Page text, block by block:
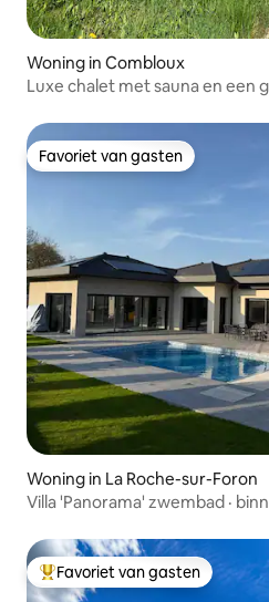
Woning in Combloux
Luxe chalet met sauna en een
Favoriet van gasten
Favoriet van gasten
Woning in La Roche-sur-Foron
Villa 'Panorama' zwembad ·
Topfavoriet van gasten
Favoriet van gasten